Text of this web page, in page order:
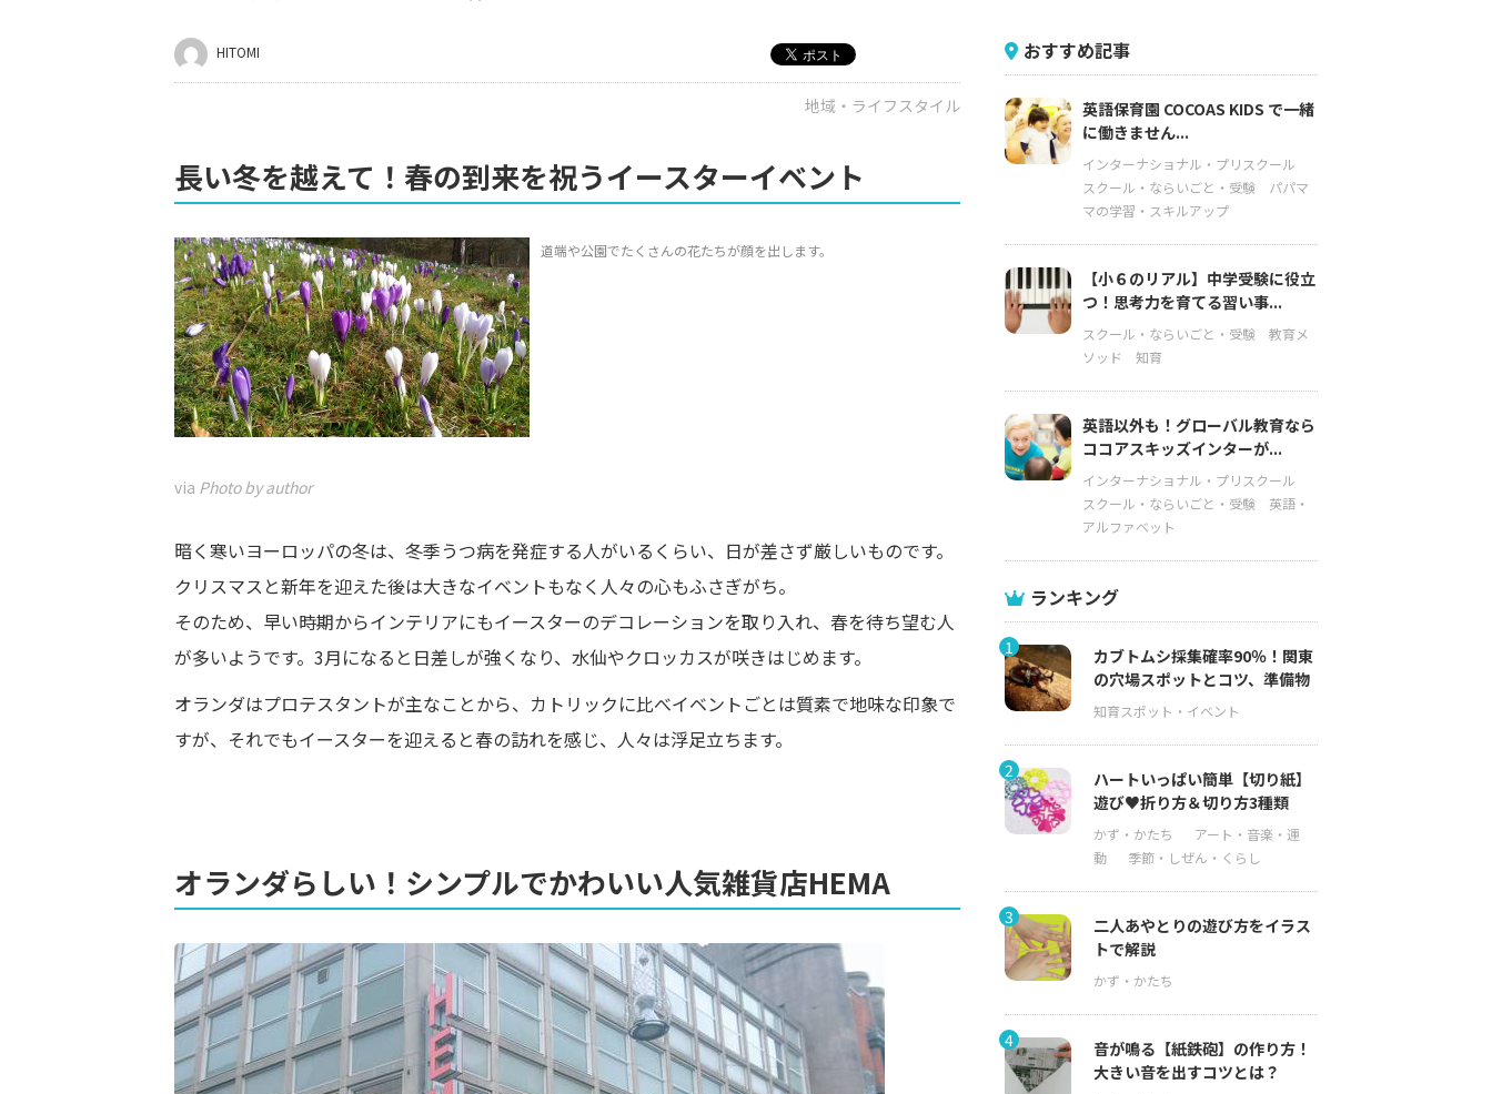
HITOMI
地域・ライフスタイル
長い冬を越えて！春の到来を祝うイースターイベント
道端や公園でたくさんの花たちが顔を出します。
via Photo by author
暗く寒いヨーロッパの冬は、冬季うつ病を発症する人がいるくらい、日が差さず厳しいものです。
クリスマスと新年を迎えた後は大きなイベントもなく人々の心もふさぎがち。
そのため、早い時期からインテリアにもイースターのデコレーションを取り入れ、春を待ち望む人
が多いようです。3月になると日差しが強くなり、水仙やクロッカスが咲きはじめます。
オランダはプロテスタントが主なことから、カトリックに比べイベントごとは質素で地味な印象で
すが、それでもイースターを迎えると春の訪れを感じ、人々は浮足立ちます。
オランダらしい！シンプルでかわいい人気雑貨店HEMA
おすすめ記事
英語保育園 COCOAS KIDS で一緒
に働きません...
インターナショナル・プリスクール
スクール・ならいごと・受験
パパマ
マの学習・スキルアップ
【小６のリアル】中学受験に役立
つ！思考力を育てる習い事...
スクール・ならいごと・受験
教育メ
ソッド
知育
英語以外も！グローバル教育なら
ココアスキッズインターが...
インターナショナル・プリスクール
スクール・ならいごと・受験
英語・
アルファベット
ランキング
1
カブトムシ採集確率90％！関東
の穴場スポットとコツ、準備物
2
ハートいっぱい簡単【切り紙】
遊び♥折り方＆切り方3種類
3
二人あやとりの遊び方をイラス
トで解説
4
音が鳴る【紙鉄砲】の作り方！
大きい音を出すコツとは？